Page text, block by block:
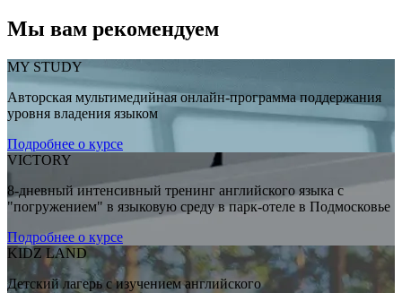
Мы вам рекомендуем
MY STUDY
Авторская мультимедийная онлайн-программа поддержания
уровня владения языком
Подробнее о курсе
VICTORY
8-дневный интенсивный тренинг английского языка с
"погружением" в языковую среду в парк-отеле в Подмосковье
Подробнее о курсе
KIDZ LAND
Детский лагерь с изучением английского